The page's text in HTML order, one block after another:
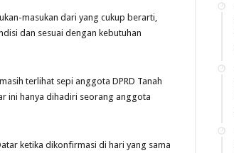
masukan dari yang cukup berarti,
dan sesuai dengan kebutuhan
terlihat sepi anggota DPRD Tanah
ini hanya dihadiri seorang anggota
ketika dikonfirmasi di hari yang sama